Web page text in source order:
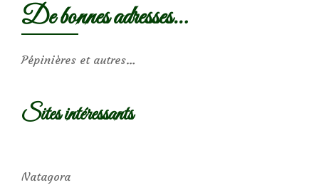
De bonnes adresses…
Pépinières et autres…
Sites intéressants
Natagora